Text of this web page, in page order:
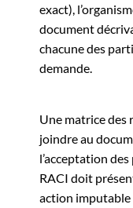
exact),
document
chacune des
demande.
Une matrice des
joindre au
l’acceptation
RACI doit
action imputable